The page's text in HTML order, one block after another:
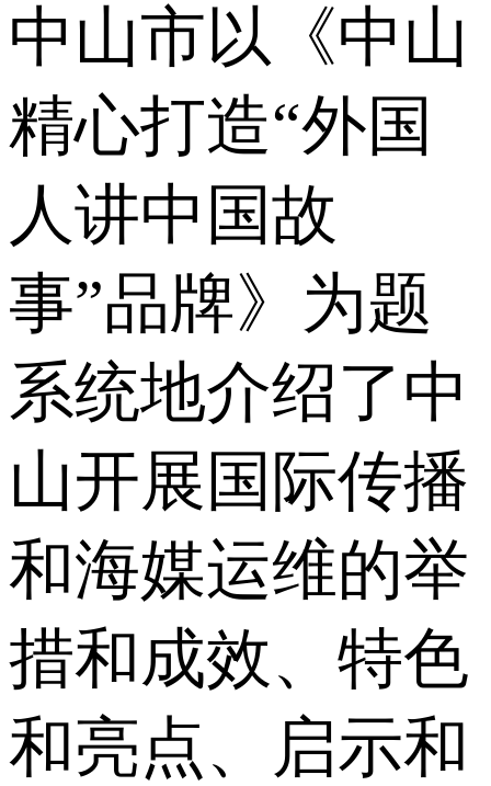
中山市以《中山
精心打造“外国
人讲中国故
事”品牌》为题
系统地介绍了中
山开展国际传播
和海媒运维的举
措和成效、特色
和亮点、启示和